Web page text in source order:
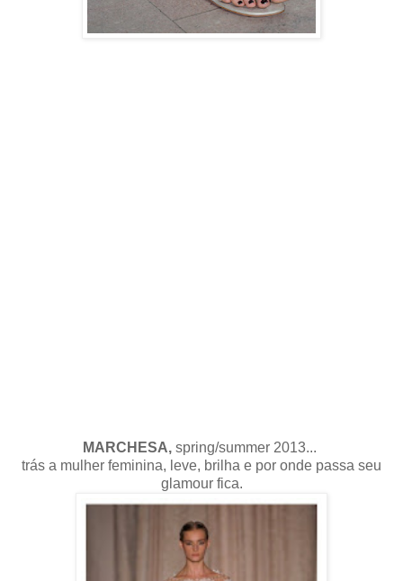
MARCHESA, spring/summer 2013...
trás a mulher feminina, leve, brilha e por onde passa seu
glamour fica.